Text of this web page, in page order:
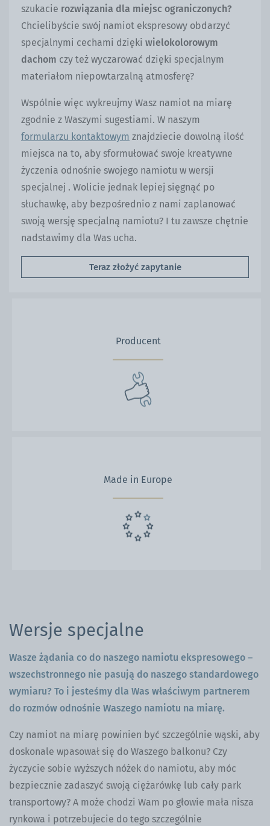
szukacie rozwiązania dla miejsc ograniczonych?
Chcielibyście swój namiot ekspresowy obdarzyć
specjalnymi cechami dzięki wielokolorowym
dachom czy też wyczarować dzięki specjalnym
materiałom niepowtarzalną atmosferę?
Wspólnie więc wykreujmy Wasz namiot na miarę
zgodnie z Waszymi sugestiami. W naszym
formularzu kontaktowym znajdziecie dowolną ilość
miejsca na to, aby sformułować swoje kreatywne
życzenia odnośnie swojego namiotu w wersji
specjalnej . Wolicie jednak lepiej sięgnąć po
słuchawkę, aby bezpośrednio z nami zaplanować
swoją wersję specjalną namiotu? I tu zawsze chętnie
nadstawimy dla Was ucha.
Teraz złożyć zapytanie
Producent
Made in Europe
Wersje specjalne
Wasze żądania co do naszego namiotu ekspresowego –
wszechstronnego nie pasują do naszego standardowego
wymiaru? To i jesteśmy dla Was właściwym partnerem
do rozmów odnośnie Waszego namiotu na miarę.
Czy namiot na miarę powinien być szczególnie wąski, aby
doskonale wpasował się do Waszego balkonu? Czy
życzycie sobie wyższych nóżek do namiotu, aby móc
bezpiecznie zadaszyć swoją ciężarówkę lub cały park
transportowy? A może chodzi Wam po głowie mała nisza
rynkowa i potrzebujecie do tego szczególnie